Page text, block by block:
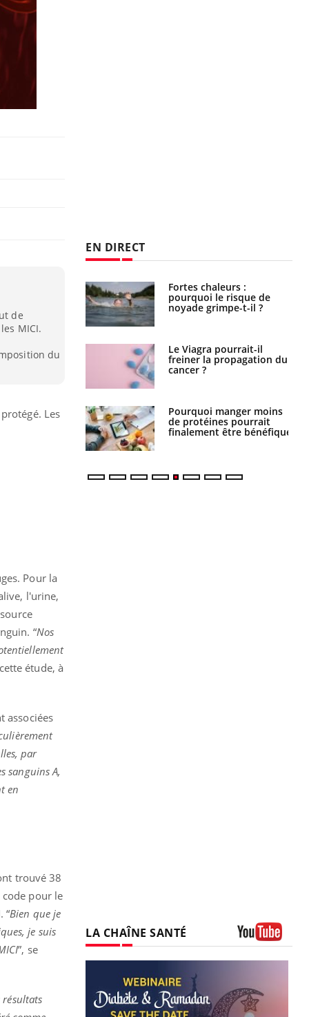
de
MICI.
du
Les
Pour la
l'urine,
“Nos
étude, à
associées
par
sanguins A,
en
trouvé 38
pour le
“Bien que je
je suis
”, se
résultats
EN DIRECT
pourrait-il
propagation du
manger moins
pourrait
Grossesse et chaleur : ce
que dit la science
Le smartphone nuit-il à
l'apprentissage de la
lecture ?
Mordue par une tique en
vacances, elle reste dans
le coma pendant 42 jours
LA CHAÎNE SANTÉ